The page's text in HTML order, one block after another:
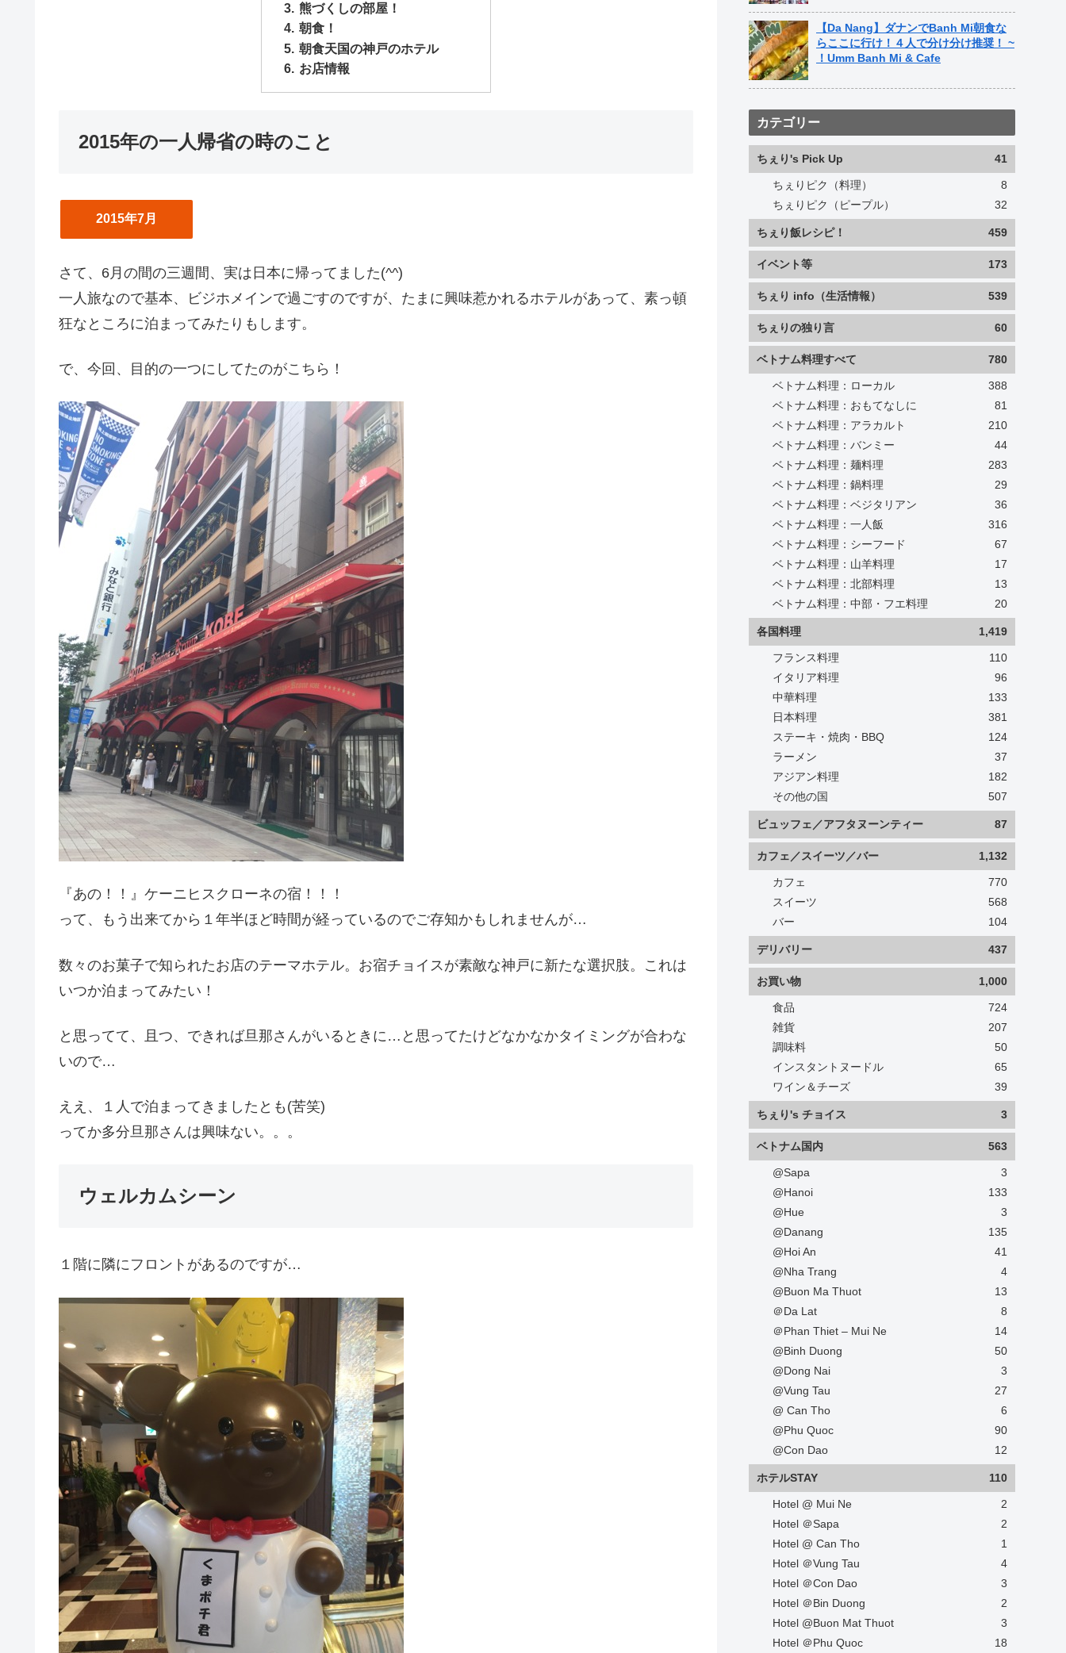
熊づくしの部屋！
朝食！
朝食天国の神戸のホテル
お店情報
2015年の一人帰省の時のこと
2015年7月
さて、6月の間の三週間、実は日本に帰ってました(^^)ゞ
一人旅なので基本、ビジホメインで過ごすのですが、たまに興味惹かれるホテルがあって、素っ頓
狂なところに泊まってみたりもします。
で、今回、目的の一つにしてたのがこちら！
『あの！！』ケーニヒスクローネの宿！！！
って、もう出来てから１年半ほど時間が経っているのでご存知かもしれませんが…
数々のお菓子で知られたお店のテーマホテル。お宿チョイスが素敵な神戸に新たな選択肢。これは
いつか泊まってみたい！
と思ってて、且つ、できれば旦那さんがいるときに…と思ってたけどなかなかタイミングが合わな
いので…
ええ、１人で泊まってきましたとも(苦笑)
ってか多分旦那さんは興味ない。。。
ウェルカムシーン
１階に隣にフロントがあるのですが…
【Da Nang】ダナンでBanh Mi朝食な
らここに行け！４人で分け分け推奨！ ~
！Umm Banh Mi & Cafe
カテゴリー
ちぇり's Pick Up 41
ちぇりピク（料理）
8
ちぇりピク（ピープル）
32
ちぇり飯レシピ！ 459
イベント等 173
ちぇり info（生活情報） 539
ちぇりの独り言 60
ベトナム料理すべて 780
ベトナム料理：ローカル
388
ベトナム料理：おもてなしに
81
ベトナム料理：アラカルト
210
ベトナム料理：バンミー
44
ベトナム料理：麺料理
283
ベトナム料理：鍋料理
29
ベトナム料理：ベジタリアン
36
ベトナム料理：一人飯
316
ベトナム料理：シーフード
67
ベトナム料理：山羊料理
17
ベトナム料理：北部料理
13
ベトナム料理：中部・フエ料理
20
各国料理 1,419
フランス料理
110
イタリア料理
96
中華料理
133
日本料理
381
ステーキ・焼肉・BBQ
124
ラーメン
37
アジアン料理
182
その他の国
507
ビュッフェ／アフタヌーンティー 87
カフェ／スイーツ／バー 1,132
カフェ
770
スイーツ
568
バー
104
デリバリー 437
お買い物 1,000
食品
724
雑貨
207
調味料
50
インスタントヌードル
65
ワイン＆チーズ
39
ちぇり's チョイス 3
ベトナム国内 563
@Sapa
3
@Hanoi
133
@Hue
3
@Danang
135
@Hoi An
41
@Nha Trang
4
@Buon Ma Thuot
13
＠Da Lat
8
＠Phan Thiet – Mui Ne
14
@Binh Duong
50
@Dong Nai
3
@Vung Tau
27
@ Can Tho
6
@Phu Quoc
90
@Con Dao
12
ホテルSTAY 110
Hotel @ Mui Ne
2
Hotel ＠Sapa
2
Hotel @ Can Tho
1
Hotel ＠Vung Tau
4
Hotel ＠Con Dao
3
Hotel ＠Bin Duong
2
Hotel @Buon Mat Thuot
3
Hotel ＠Phu Quoc
18